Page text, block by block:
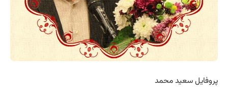
پروفایل سعید محمد